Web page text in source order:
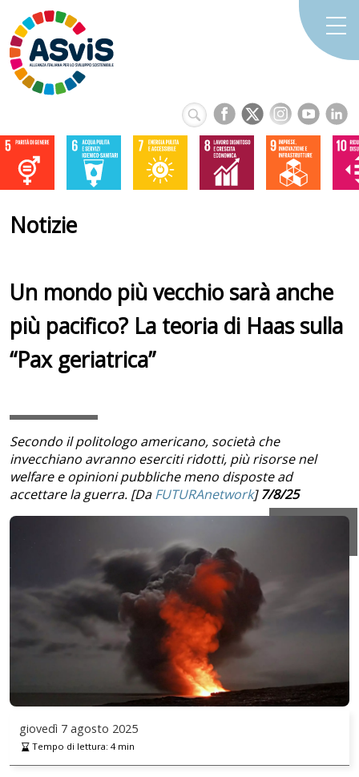
Notizie
Un mondo più vecchio sarà anche
più pacifico? La teoria di Haas sulla
“Pax geriatrica”
Secondo il politologo americano, società che
invecchiano avranno eserciti ridotti, più risorse nel
welfare e opinioni pubbliche meno disposte ad
accettare la guerra. [DaFUTURAnetwork]7/8/25
giovedì 7 agosto 2025
Tempo di lettura: 4min